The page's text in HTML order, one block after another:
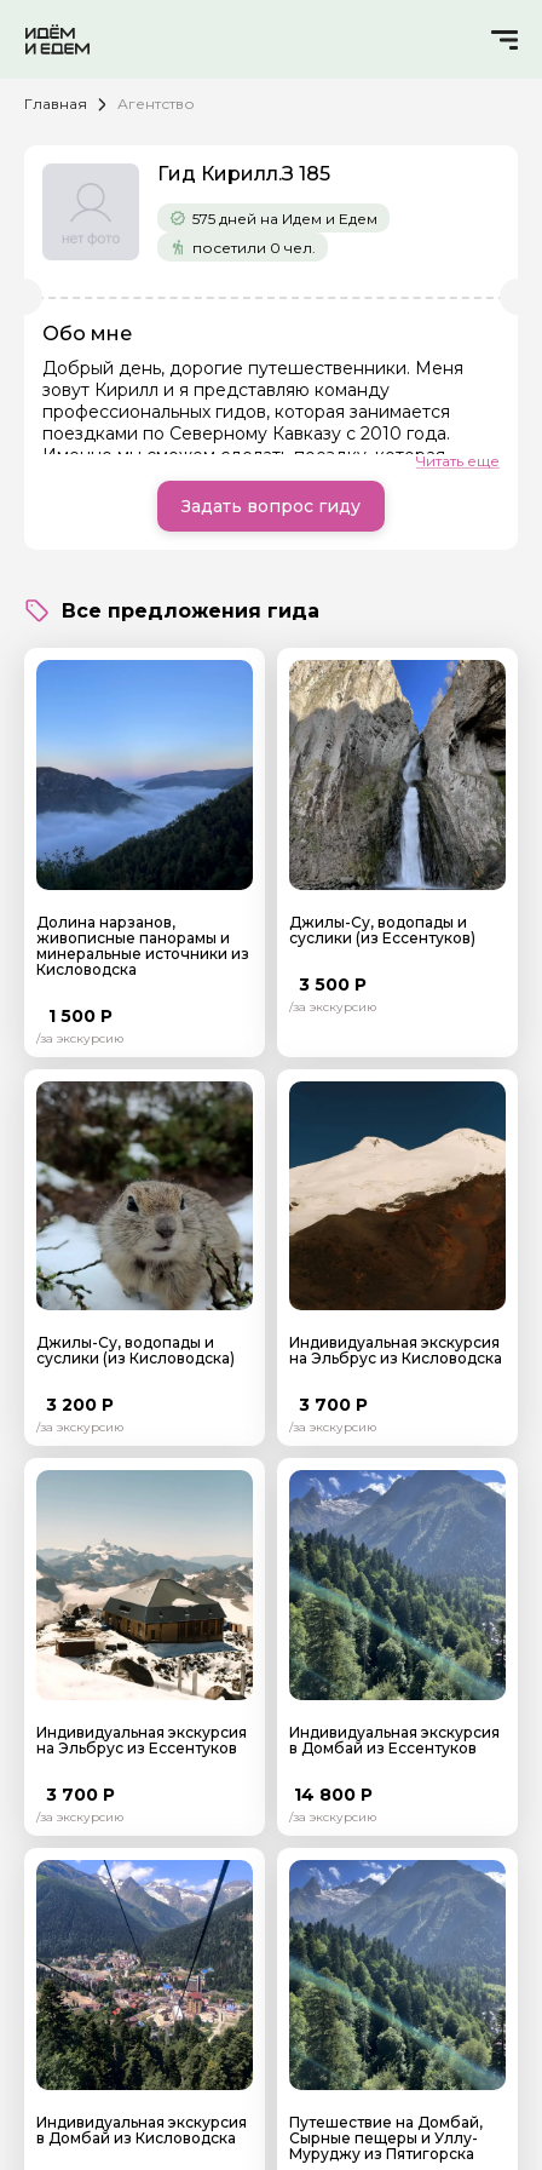
Главная Агентство
Гид Кирилл.З 185
575 дней на Идем и Едем
посетили 0 чел.
Обо мне
Добрый день, дорогие путешественники. Меня
зовут Кирилл и я представляю команду
профессиональных гидов, которая занимается
поездками по Северному Кавказу с 2010 года.
Именно мы сможем сделать поездку, которая
останется в вашей памяти надолго!
Читать еще
Задать вопрос гиду
Все предложения гида
Долина нарзанов,
живописные панорамы и
минеральные источники из
Кисловодска
1 500 Р
/за экскурсию
Джилы-Су, водопады и
суслики (из Ессентуков)
3 500 Р
/за экскурсию
Джилы-Су, водопады и
суслики (из Кисловодска)
3 200 Р
/за экскурсию
Индивидуальная экскурсия
на Эльбрус из Кисловодска
3 700 Р
/за экскурсию
Индивидуальная экскурсия
на Эльбрус из Ессентуков
3 700 Р
/за экскурсию
Индивидуальная экскурсия
в Домбай из Ессентуков
14 800 Р
/за экскурсию
Индивидуальная экскурсия
в Домбай из Кисловодска
Путешествие на Домбай,
Сырные пещеры и Уллу-
Муруджу из Пятигорска
Задайте свой вопрос гиду
Как вас зовут
Ваша электронная почта
Ваш номер телефона
Вопросы и комментарии
Если у вас есть интересующие вопросы, можете их
задать
Я даю своё согласие на обработку персональных
данных